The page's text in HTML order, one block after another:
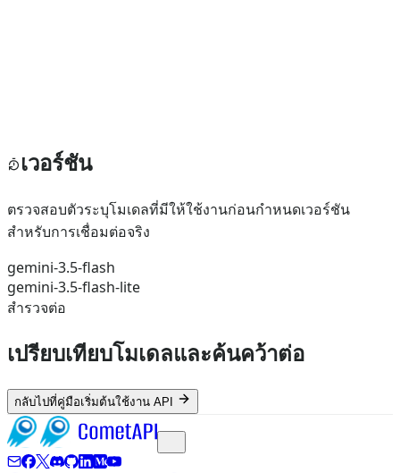
เวอร์ชัน
ตรวจสอบตัวระบุโมเดลที่มีให้ใช้งานก่อนกำหนดเวอร์ชัน
สำหรับการเชื่อมต่อจริง
gemini-3.5-flash
gemini-3.5-flash-lite
สำรวจต่อ
เปรียบเทียบโมเดลและค้นคว้าต่อ
กลับไปที่คู่มือเริ่มต้นใช้งาน API